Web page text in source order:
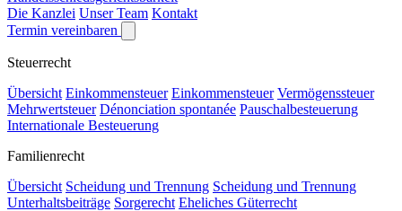
Die Kanzlei Unser Team Kontakt
Termin vereinbaren
Steuerrecht
Übersicht Einkommensteuer Einkommensteuer Vermögenssteuer
Mehrwertsteuer Dénonciation spontanée Pauschalbesteuerung
Internationale Besteuerung
Familienrecht
Übersicht Scheidung und Trennung Scheidung und Trennung
Unterhaltsbeiträge Sorgerecht Eheliches Güterrecht